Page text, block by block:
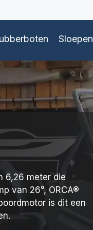
Sloepen
6,26 meter die
van 26°, ORCA®
is dit een